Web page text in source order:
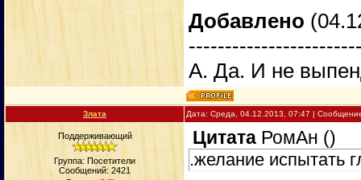
Добавлено
А. Да. И не
Злата Дата: Среда, 04.12.2013, 07:47 |
Поддерживающий
Группа: Посетители
Сообщений: 2421
Цитата РомАн ()
.желание испытать